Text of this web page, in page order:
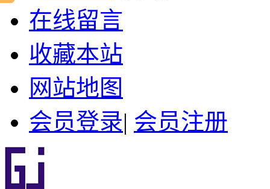
在线留言
收藏本站
网站地图
会员登录| 会员注册